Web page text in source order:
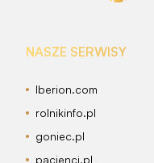
NASZE SERWISY
Iberion.com
rolnikinfo.pl
goniec.pl
pacjenci.pl